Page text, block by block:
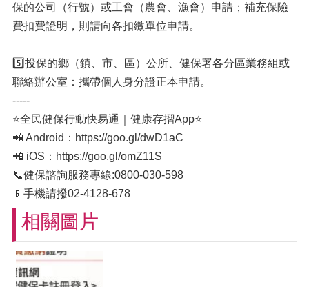
保的公司（行號）或工會（農會、漁會）申請；補充保險
費扣費證明，則請向各扣繳單位申請。
5️⃣投保的鄉（鎮、市、區）公所、健保署各分區業務組或
聯絡辦公室：攜帶個人身分證正本申請。
-----
⭐全民健保行動快易通｜健康存摺App⭐
📲 Android：https://goo.gl/dwD1aC
📲 iOS：https://goo.gl/omZ11S
📞健保諮詢服務專線:0800-030-598
📱手機請撥02-4128-678
相關圖片